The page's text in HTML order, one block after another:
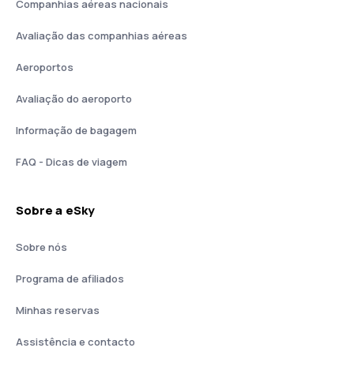
Companhias aéreas nacionais
Avaliação das companhias aéreas
Aeroportos
Avaliação do aeroporto
Informação de bagagem
FAQ - Dicas de viagem
Sobre a eSky
Sobre nós
Programa de afiliados
Minhas reservas
Assistência e contacto